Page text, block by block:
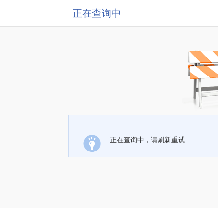
正在查询中
正在查询中，请刷新重试